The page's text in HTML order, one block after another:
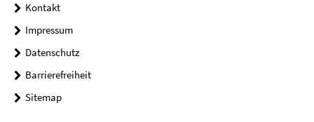
Kontakt
Impressum
Datenschutz
Barrierefreiheit
Sitemap